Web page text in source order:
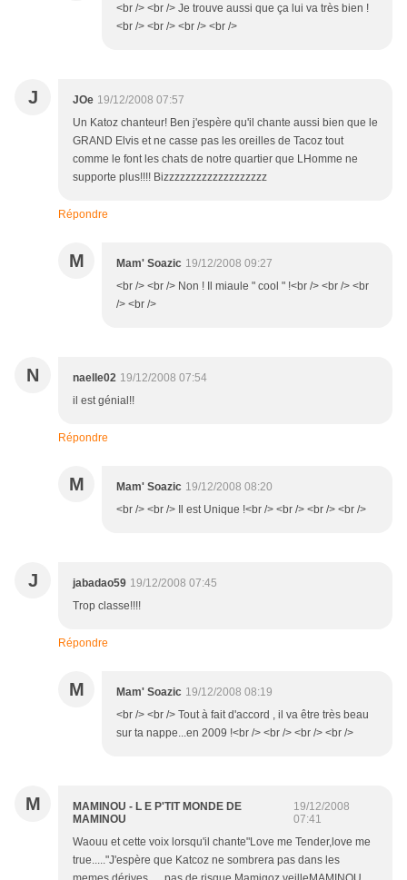
<br /> <br /> Je trouve aussi que ça lui va très bien !
<br /> <br /> <br /> <br />
J JOe 19/12/2008 07:57
Un Katoz chanteur! Ben j'espère qu'il chante aussi bien que le
GRAND Elvis et ne casse pas les oreilles de Tacoz tout
comme le font les chats de notre quartier que LHomme ne
supporte plus!!!! Bizzzzzzzzzzzzzzzzzzz
Répondre
M Mam' Soazic 19/12/2008 09:27
<br /> <br /> Non ! Il miaule " cool " !<br /> <br /> <br
/> <br />
N naelle02 19/12/2008 07:54
il est génial!!
Répondre
M Mam' Soazic 19/12/2008 08:20
<br /> <br /> Il est Unique !<br /> <br /> <br /> <br />
J jabadao59 19/12/2008 07:45
Trop classe!!!!
Répondre
M Mam' Soazic 19/12/2008 08:19
<br /> <br /> Tout à fait d'accord , il va être très beau
sur ta nappe...en 2009 !<br /> <br /> <br /> <br />
M
MAMINOU - L E P'TIT MONDE DE
MAMINOU
19/12/2008
07:41
Waouu et cette voix lorsqu'il chante"Love me Tender,love me
true....."J'espère que Katcoz ne sombrera pas dans les